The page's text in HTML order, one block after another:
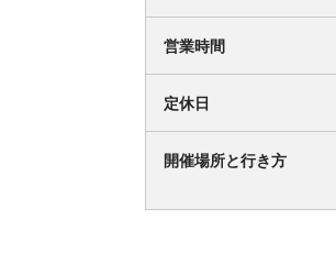
営業時間
定休日
開催場所と行き方